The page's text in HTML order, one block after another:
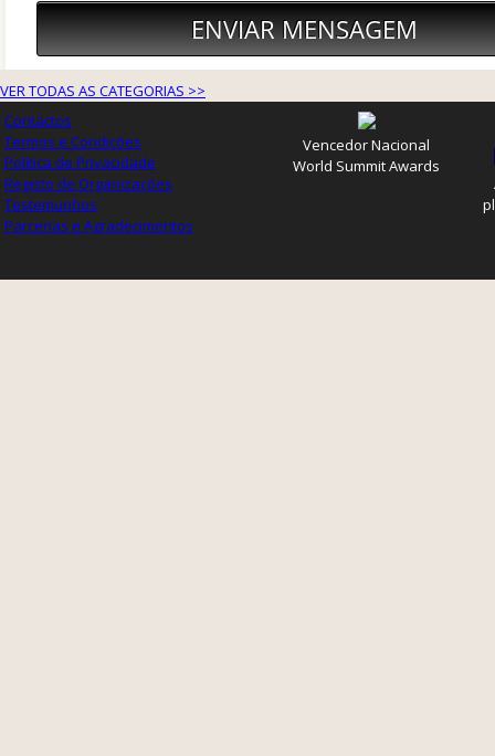
VER TODAS AS CATEGORIAS >>
Contactos
Termos e Condições
Política de Privacidade
Registo de Organizações
Testemunhos
Parcerias e Agradecimentos
Vencedor Nacional
World Summit Awards